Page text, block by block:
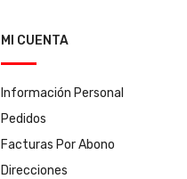
MI CUENTA
Información Personal
Pedidos
Facturas Por Abono
Direcciones